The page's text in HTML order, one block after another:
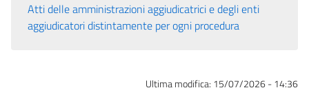
Atti delle amministrazioni aggiudicatrici e degli enti
aggiudicatori distintamente per ogni procedura
Ultima modifica: 15/07/2026 - 14:36